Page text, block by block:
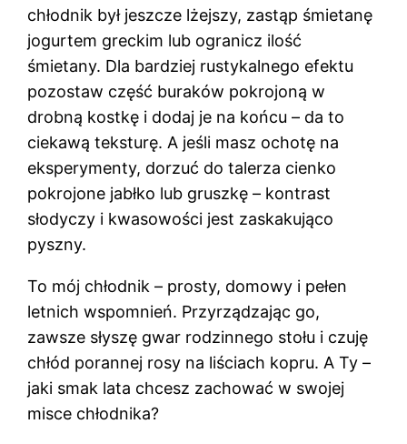
chłodnik był jeszcze lżejszy, zastąp śmietanę
jogurtem greckim lub ogranicz ilość
śmietany. Dla bardziej rustykalnego efektu
pozostaw część buraków pokrojoną w
drobną kostkę i dodaj je na końcu – da to
ciekawą teksturę. A jeśli masz ochotę na
eksperymenty, dorzuć do talerza cienko
pokrojone jabłko lub gruszkę – kontrast
słodyczy i kwasowości jest zaskakująco
pyszny.
To mój chłodnik – prosty, domowy i pełen
letnich wspomnień. Przyrządzając go,
zawsze słyszę gwar rodzinnego stołu i czuję
chłód porannej rosy na liściach kopru. A Ty –
jaki smak lata chcesz zachować w swojej
misce chłodnika?